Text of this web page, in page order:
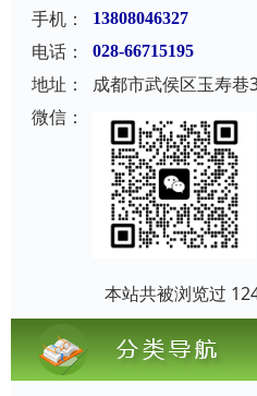
手机：
13808046327
电话： 028-66715195
地址：
成都市武侯区玉寿
微信：
本站共被浏览过